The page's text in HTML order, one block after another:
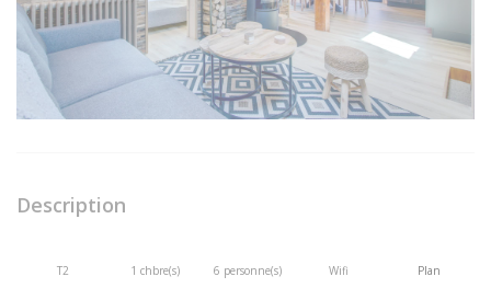
Description
T2 1 chbre(s) 6 personne(s) Wifi Plan